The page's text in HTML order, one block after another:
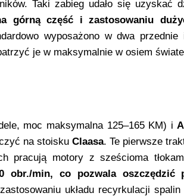
Taki zabieg udało się uzyskać
górną część i zastosowaniu
wyposażono w dwa przednie
je w maksymalnie w osiem
moc maksymalna 125–165 KM) i
na stoiskuClaasa. Te pierwsze
pracują motory z sześcioma
obr./min, co pozwala oszczędzić
układu recyrkulacji